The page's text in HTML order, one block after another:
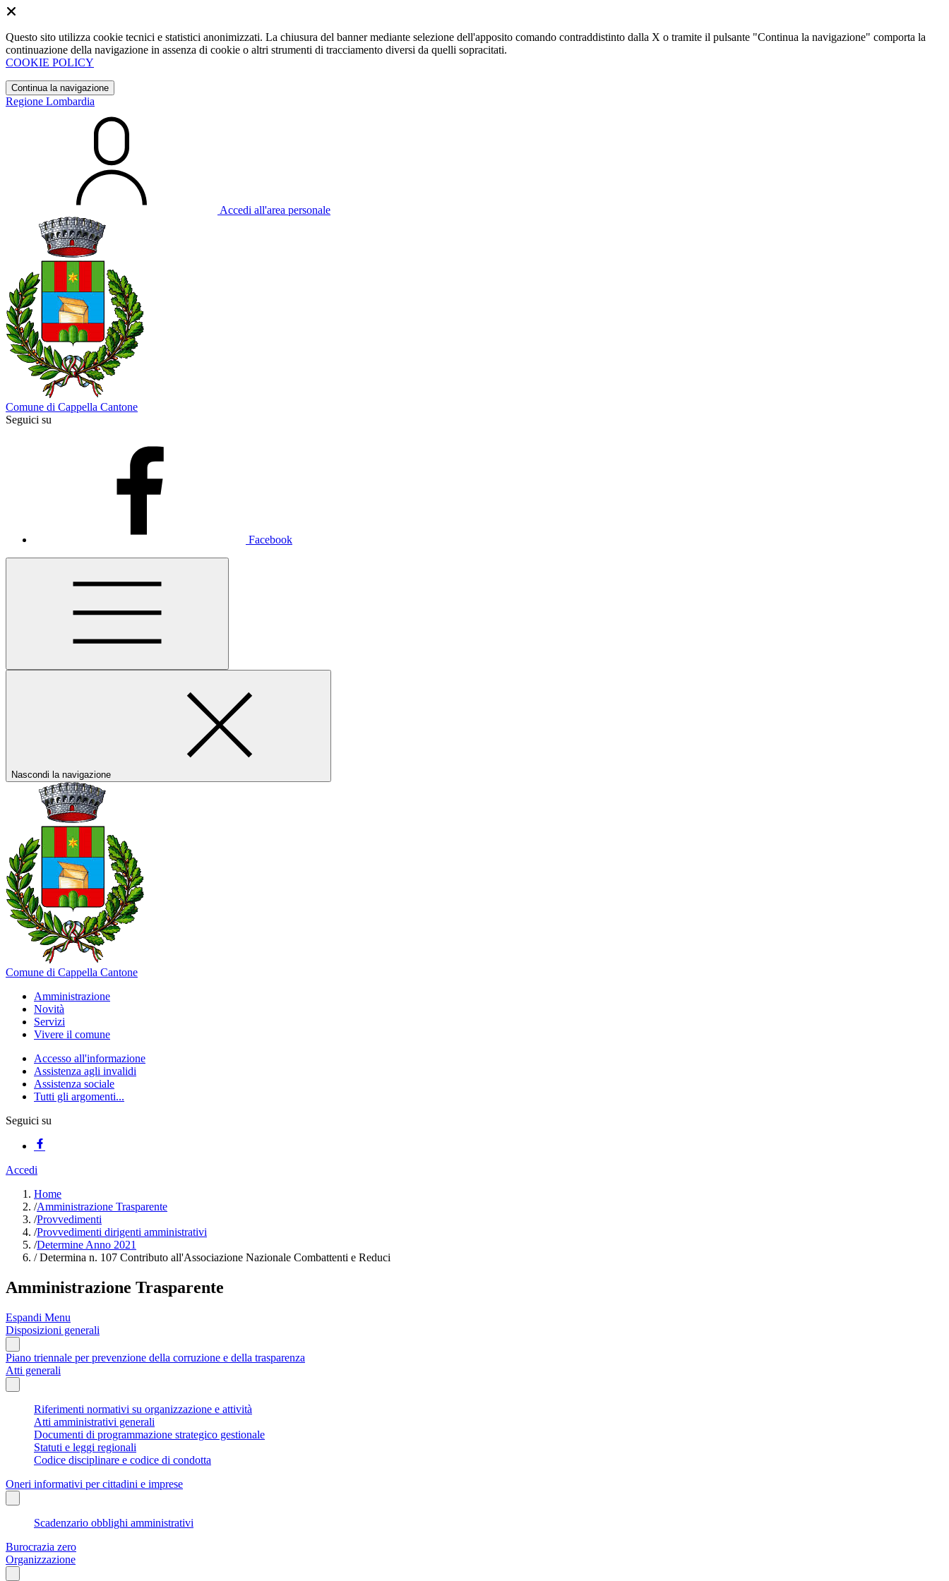
Questo sito utilizza cookie tecnici e statistici anonimizzati. La chiusura del banner mediante selezione dell'apposito comando contraddistinto dalla X o tramite il pulsante "Continua la navigazione" comporta la
continuazione della navigazione in assenza di cookie o altri strumenti di tracciamento diversi da quelli sopracitati.
COOKIE POLICY
Continua la navigazione
Regione Lombardia
Accedi all'area personale
Comune di Cappella Cantone
Seguici su
Facebook
Nascondi la navigazione
Comune di Cappella Cantone
Amministrazione
Novità
Servizi
Vivere il comune
Accesso all'informazione
Assistenza agli invalidi
Assistenza sociale
Tutti gli argomenti...
Seguici su
Accedi
Home
/Amministrazione Trasparente
/Provvedimenti
/Provvedimenti dirigenti amministrativi
/Determine Anno 2021
/Determina n. 107 Contributo all'Associazione Nazionale Combattenti e Reduci
Amministrazione Trasparente
Espandi Menu
Disposizioni generali
Piano triennale per prevenzione della corruzione e della trasparenza
Atti generali
Riferimenti normativi su organizzazione e attività
Atti amministrativi generali
Documenti di programmazione strategico gestionale
Statuti e leggi regionali
Codice disciplinare e codice di condotta
Oneri informativi per cittadini e imprese
Scadenzario obblighi amministrativi
Burocrazia zero
Organizzazione